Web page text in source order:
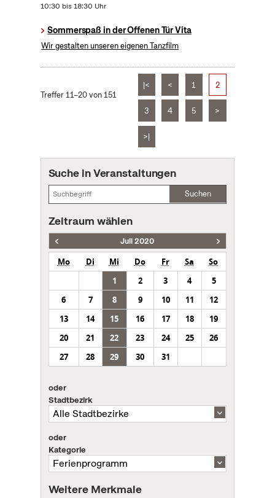
10:30 bis 18:30 Uhr
Sommerspaß in der Offenen Tür Vita
Wir gestalten unseren eigenen Tanzfilm
Treffer 11–20 von 151
|< < 1 2
3 4 5 >
>|
Suche in Veranstaltungen
Suchen
Zeitraum wählen
Juli 2020
Mo Di Mi Do Fr Sa
So
1
2 3 4
5
6
7 8 9 10 11
12
13
14 15 16 17 18
19
20
21 22 23 24 25
26
27
28 29 30 31
oder
Stadtbezirk
oder
Kategorie
Weitere Merkmale